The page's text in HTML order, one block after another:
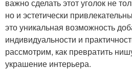
Занавески для узкой
ниши
важно сделать этот уголок не
но и эстетически
это уникальная возможность
индивидуальности и
рассмотрим, как превратить
украшение интерьера.